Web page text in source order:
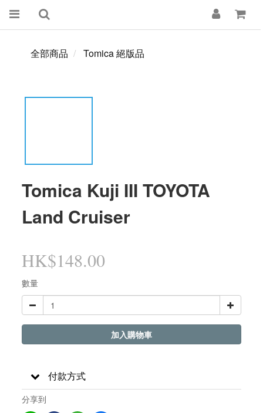
全部商品 Tomica 絕版品
Tomica Kuji III TOYOTA
Land Cruiser
HK$148.00
數量
加入購物車
付款方式
分享到